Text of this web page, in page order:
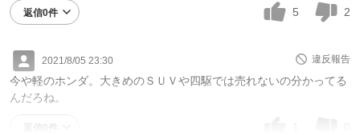
返信0件 5 2
2021/8/05 23:30 違反報告
今や軽のホンダ。大きめのＳＵＶや四駆では売れないの分かってる
んだろね。
返信0件